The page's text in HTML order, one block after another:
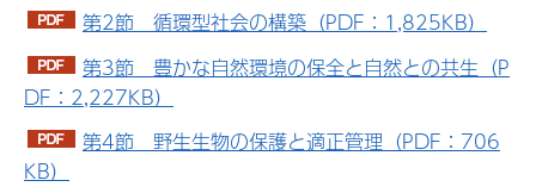
第2節 循環型社会の構築（PDF：1,825KB）
第3節 豊かな自然環境の保全と自然との共生（P
DF：2,227KB）
第4節 野生生物の保護と適正管理（PDF：706
KB）